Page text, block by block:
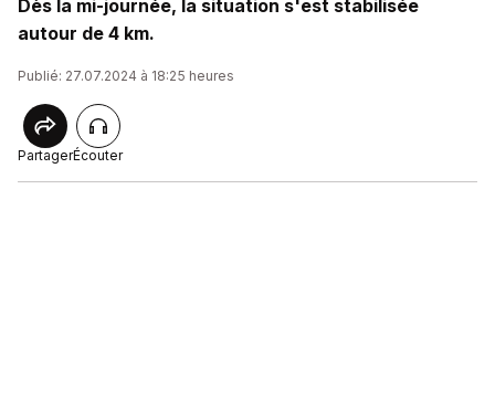
Dès la mi-journée, la situation s'est stabilisée
autour de 4 km.
Publié: 27.07.2024 à 18:25 heures
PartagerÉcouter